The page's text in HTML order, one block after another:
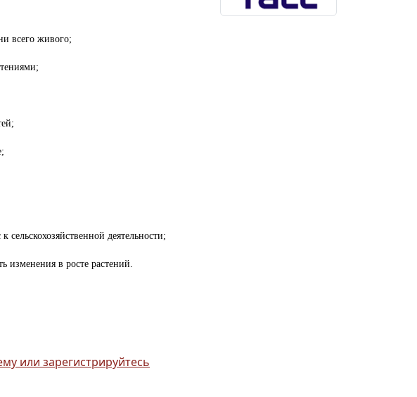
всего живого;
деятельности;
изменения в росте растений.
или зарегистрируйтесь